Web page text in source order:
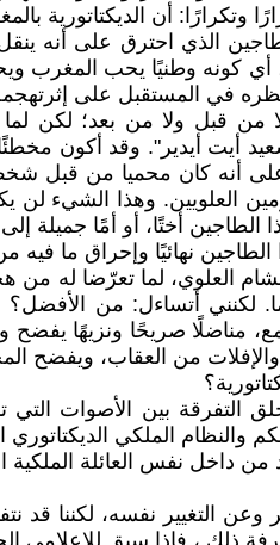
وتكرارًا: أن الديكتاتورية
الذي احترق على أنه
أي كونه وطنيًا يحب
في المستقبل على
من قبل ولا من بعد؛ لكن
أيت أيدير". وقد أكون
أنه كان محميا من قبل
وهذا الشيء لن
أختًا، أو أمًا
الطاجين نهائيًا وإحراق
العلوي، لما تعرّضا له من
لكنني أتساءل: من
صريحًا ونزيهًا يفضح
من العقاب، ويفضح
التفرقة بين الأصوات التي
والنظام الملكي
داخل نفس العائلة الملكية
التغيير نفسه، لكننا قد